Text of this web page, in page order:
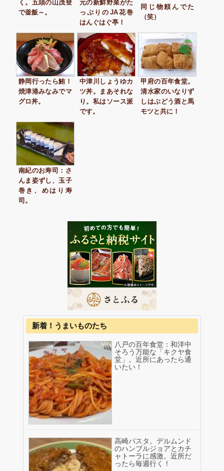
く。五頭の山茂登
で釜飯～。
元の新鮮野菜がた
っぷりのJA花巻
はんぐはぐ亭！
同じ物頼んでた
（笑）
静岡行ったら鮪！
焼津港みなみでマ
グロ丼。
中津川しょうゆカ
ツ丼。まあそれな
り。私はソース派
です。
甲府の百年食堂。
清水家のいなりず
しはぶどう酒と馬
モツと共に！
南紀のお寿司：さ
んま姿ずし、玉子
巻き、めはり寿
司。
新着！うまいものたち
八戸の百年食堂：和洋中
そろう万能な「キクヤ食
堂」。近所にあったら通
いたい！
高崎パスタ。デルムンド
のハンブルジョアとカチ
ャトーラに感激。近所だ
ったら毎週行く！